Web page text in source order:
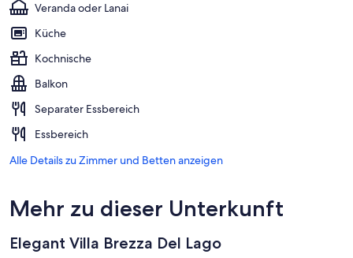
Veranda oder Lanai
Küche
Kochnische
Balkon
Separater Essbereich
Essbereich
Alle Details zu Zimmer und Betten anzeigen
Mehr zu dieser Unterkunft
Elegant Villa Brezza Del Lago